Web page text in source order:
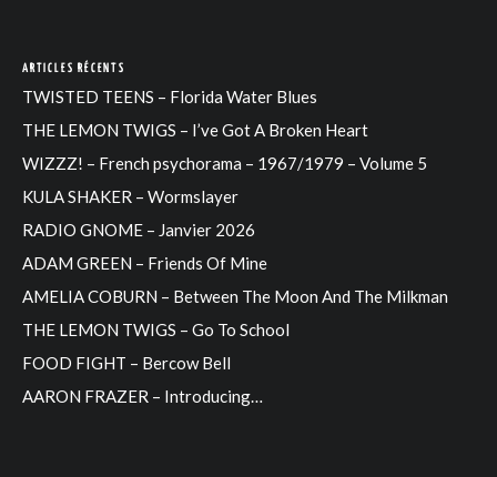
ARTICLES RÉCENTS
TWISTED TEENS – Florida Water Blues
THE LEMON TWIGS – I’ve Got A Broken Heart
WIZZZ! – French psychorama – 1967/1979 – Volume 5
KULA SHAKER – Wormslayer
RADIO GNOME – Janvier 2026
ADAM GREEN – Friends Of Mine
AMELIA COBURN – Between The Moon And The Milkman
THE LEMON TWIGS – Go To School
FOOD FIGHT – Bercow Bell
AARON FRAZER – Introducing…